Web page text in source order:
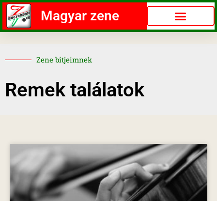
Magyar zene
Zene bitjeimnek
Remek találatok